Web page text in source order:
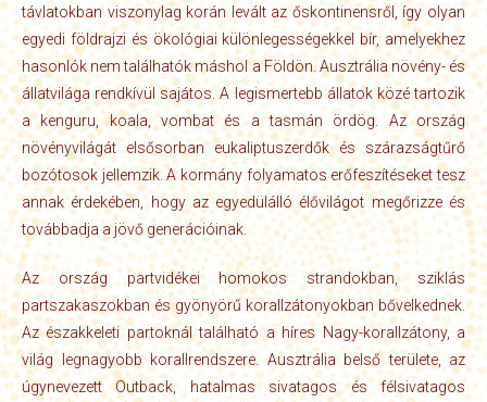
távlatokban viszonylag korán levált az őskontinensről, így olyan
egyedi földrajzi és ökológiai különlegességekkel bír, amelyekhez
hasonlók nem találhatók máshol a Földön. Ausztrália növény- és
állatvilága rendkívül sajátos. A legismertebb állatok közé tartozik
a kenguru, koala, vombat és a tasmán ördög. Az ország
növényvilágát elsősorban eukaliptuszerdők és szárazságtűrő
bozótosok jellemzik. A kormány folyamatos erőfeszítéseket tesz
annak érdekében, hogy az egyedülálló élővilágot megőrizze és
továbbadja a jövő generációinak.
Az ország partvidékei homokos strandokban, sziklás
partszakaszokban és gyönyörű korallzátonyokban bővelkednek.
Az északkeleti partoknál található a híres Nagy-korallzátony, a
világ legnagyobb korallrendszere. Ausztrália belső területe, az
úgynevezett Outback, hatalmas sivatagos és félsivatagos